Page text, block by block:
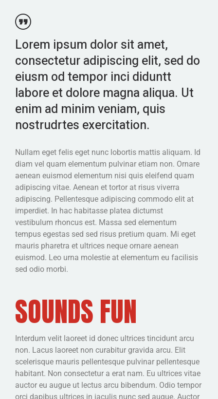
Lorem ipsum dolor sit amet,
consectetur adipiscing elit, sed do
eiusm od tempor inci diduntt
labore et dolore magna aliqua. Ut
enim ad minim veniam, quis
nostrudrtes exercitation.
Nullam eget felis eget nunc lobortis mattis aliquam. Id
diam vel quam elementum pulvinar etiam non. Ornare
aenean euismod elementum nisi quis eleifend quam
adipiscing vitae. Aenean et tortor at risus viverra
adipiscing. Pellentesque adipiscing commodo elit at
imperdiet. In hac habitasse platea dictumst
vestibulum rhoncus est. Massa sed elementum
tempus egestas sed sed risus pretium quam. Mi eget
mauris pharetra et ultrices neque ornare aenean
euismod. Leo urna molestie at elementum eu facilisis
sed odio morbi.
SOUNDS FUN
Interdum velit laoreet id donec ultrices tincidunt arcu
non. Lacus laoreet non curabitur gravida arcu. Elit
scelerisque mauris pellentesque pulvinar pellentesque
habitant. Non consectetur a erat nam. Eu ultrices vitae
auctor eu augue ut lectus arcu bibendum. Odio tempor
orci dapibus ultrices in iaculis nunc sed augue. Auctor